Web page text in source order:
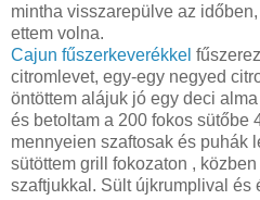
mintha visszarepülve az
ettem volna.
Cajun fűszerkeverékkel
citromlevet, egy-egy negyed
öntöttem alájuk jó egy deci
és betoltam a 200 fokos sütőbe
mennyeien szaftosak és puhák
sütöttem grill fokozaton ,
szaftjukkal. Sült újkrumplival és